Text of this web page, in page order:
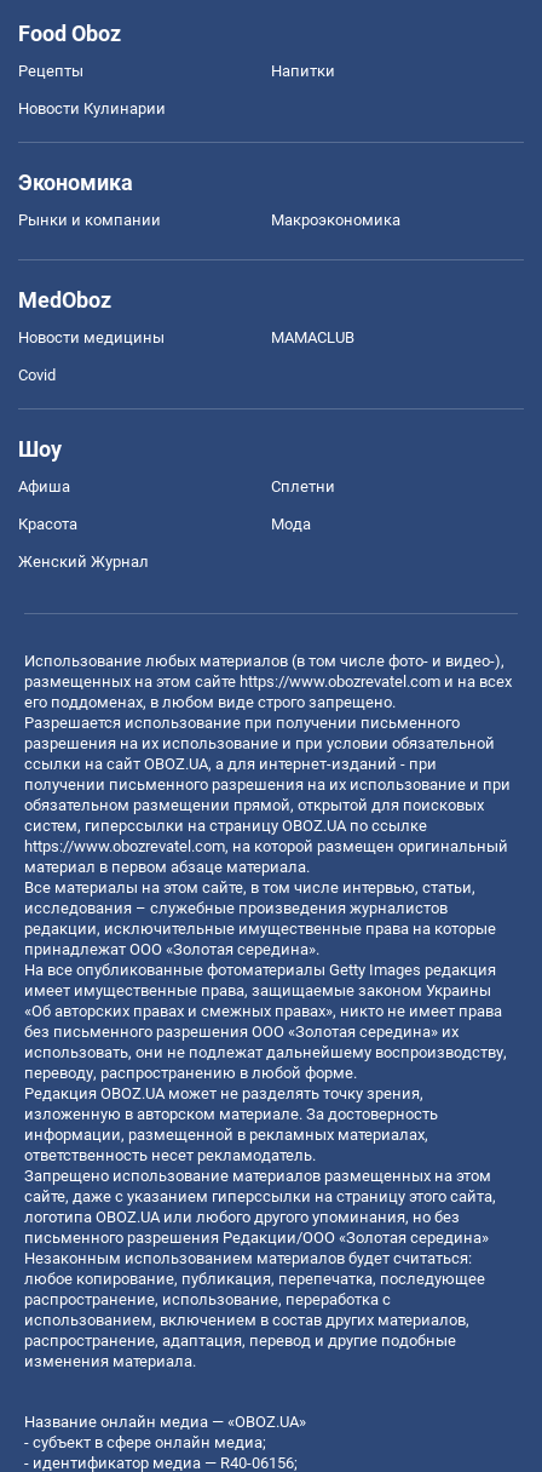
Food Oboz
Рецепты Напитки
Новости Кулинарии
Экономика
Рынки и компании Mакроэкономика
MedOboz
Новости медицины MAMACLUB
Covid
Шоу
Афиша Сплетни
Красота Мода
Женский Журнал
Использование любых материалов (в том числе фото- и видео-),
размещенных на этом сайте https://www.obozrevatel.com и на всех
его поддоменах, в любом виде строго запрещено.
Разрешается использование при получении письменного
разрешения на их использование и при условии обязательной
ссылки на сайт OBOZ.UA, а для интернет-изданий - при
получении письменного разрешения на их использование и при
обязательном размещении прямой, открытой для поисковых
систем, гиперссылки на страницу OBOZ.UA по ссылке
https://www.obozrevatel.com, на которой размещен оригинальный
материал в первом абзаце материала.
Все материалы на этом сайте, в том числе интервью, статьи,
исследования – служебные произведения журналистов
редакции, исключительные имущественные права на которые
принадлежат ООО «Золотая середина».
На все опубликованные фотоматериалы Getty Images редакция
имеет имущественные права, защищаемые законом Украины
«Об авторских правах и смежных правах», никто не имеет права
без письменного разрешения ООО «Золотая середина» их
использовать, они не подлежат дальнейшему воспроизводству,
переводу, распространению в любой форме.
Редакция OBOZ.UA может не разделять точку зрения,
изложенную в авторском материале. За достоверность
информации, размещенной в рекламных материалах,
ответственность несет рекламодатель.
Запрещено использование материалов размещенных на этом
сайте, даже с указанием гиперссылки на страницу этого сайта,
логотипа OBOZ.UA или любого другого упоминания, но без
письменного разрешения Редакции/ООО «Золотая середина»
Незаконным использованием материалов будет считаться:
любое копирование, публикация, перепечатка, последующее
распространение, использование, переработка с
использованием, включением в состав других материалов,
распространение, адаптация, перевод и другие подобные
изменения материала.
Название онлайн медиа — «OBOZ.UA»
- субъект в сфере онлайн медиа;
- идентификатор медиа — R40-06156;